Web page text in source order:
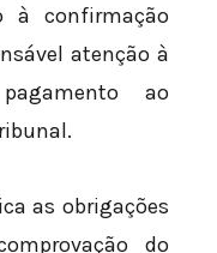
à confirmação
atenção à
ao
as obrigações
do